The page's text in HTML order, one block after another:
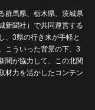
群馬県、栃木県、茨城県
新聞社）で共同運営する
、3県の行き来が手軽と
こういった背景の下、3
聞が協力して、この北関
材力を活かしたコンテン